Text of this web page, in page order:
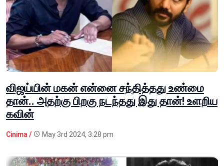
விஜய்யின் மகன் என்னை சந்தித்தது உண்மை
தான்.. அதற்கு பிறகு நடந்தது இது தான்! உளறிய
கவின்
Cinima / May 3rd 2024, 3:28 pm